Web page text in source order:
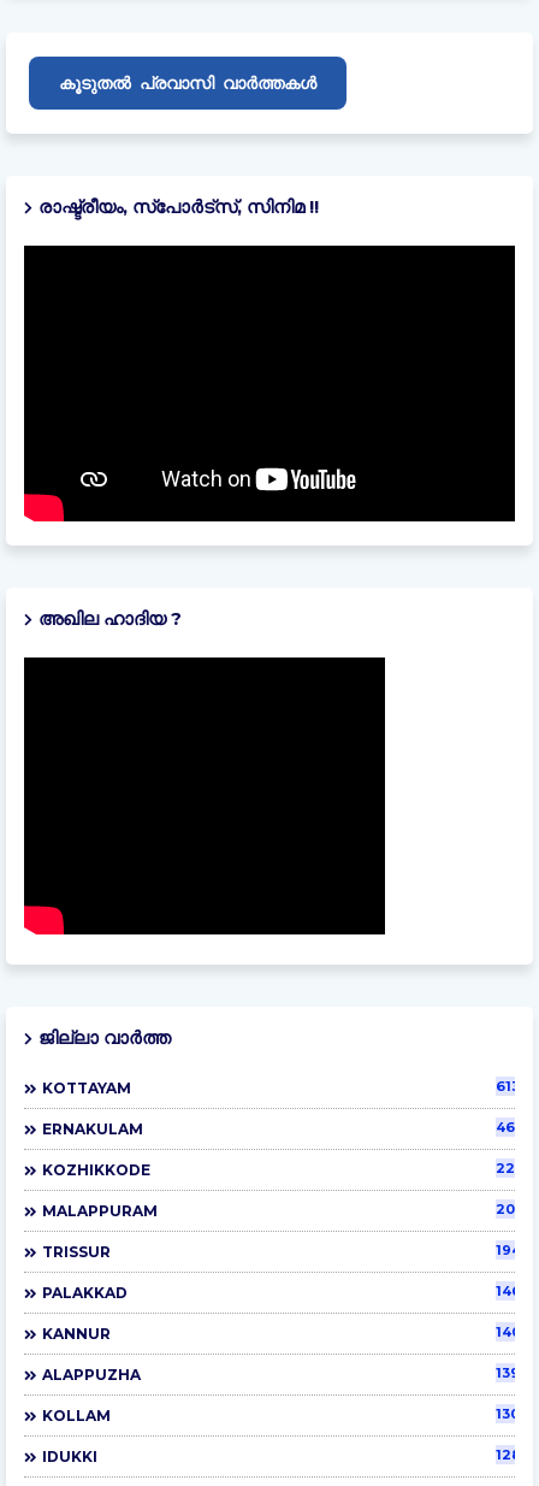
കൂടുതൽ പ്രവാസി വാർത്തകൾ
രാഷ്ട്രീയം, സ്പോർട്സ്, സിനിമ !!
അഖില ഹാദിയ ?
ജില്ലാ വാർത്ത
KOTTAYAM 6131
ERNAKULAM 4698
KOZHIKKODE 2289
MALAPPURAM 2046
TRISSUR 1945
PALAKKAD 1460
KANNUR 1406
ALAPPUZHA 1398
KOLLAM 1303
IDUKKI 1287